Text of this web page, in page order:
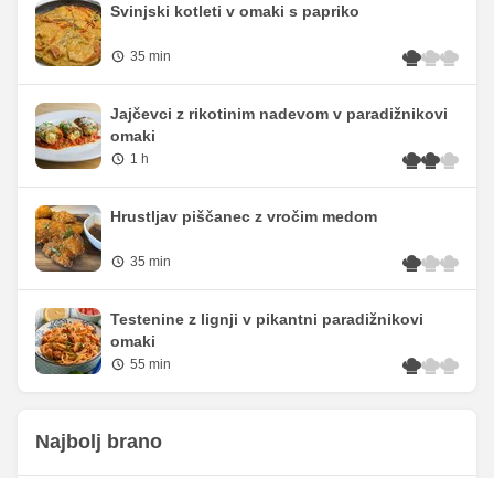
Svinjski kotleti v omaki s papriko
35 min
Jajčevci z rikotinim nadevom v paradižnikovi
omaki
1 h
Hrustljav piščanec z vročim medom
35 min
Testenine z lignji v pikantni paradižnikovi
omaki
55 min
Najbolj brano